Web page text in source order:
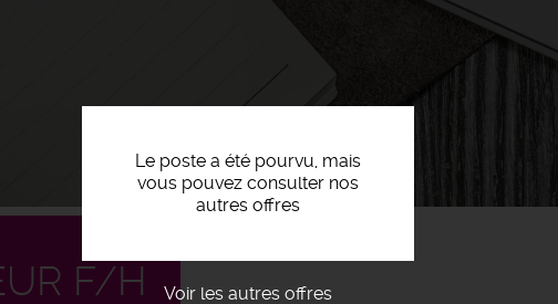
Le poste a été pourvu, mais
vous pouvez consulter nos
autres offres
Voir les autres offres
F/H